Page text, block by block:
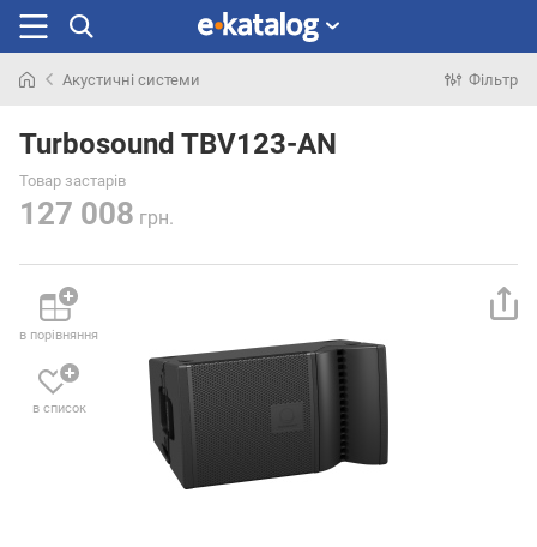
раніше
Акустичні системи Фільтр
Turbosound TBV123-AN
Товар застарів
127 008 грн.
в порівняння
в список